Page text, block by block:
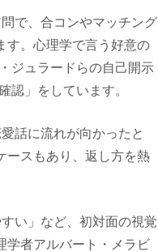
で、合コンやマッチング
す。心理学で言う好意の
ジュラードらの自己開示
認」をしています。
話に流れが向かったと
ースもあり、返し方を熱
い」など、初対面の視覚
学者アルバート・メラビ